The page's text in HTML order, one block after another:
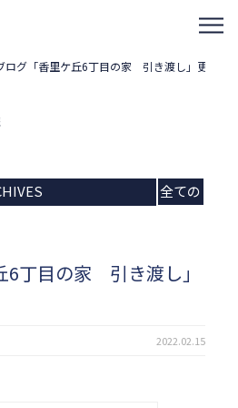
ログ「香里ケ丘6丁目の家 引き渡し」更新し
全ての
6丁目の家 引き渡し」
2022.02.15